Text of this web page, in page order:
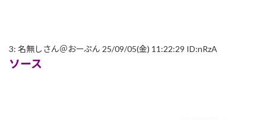
3: 名無しさん＠おーぷん 25/09/05(金) 11:22:29 ID:nRzA
ソース